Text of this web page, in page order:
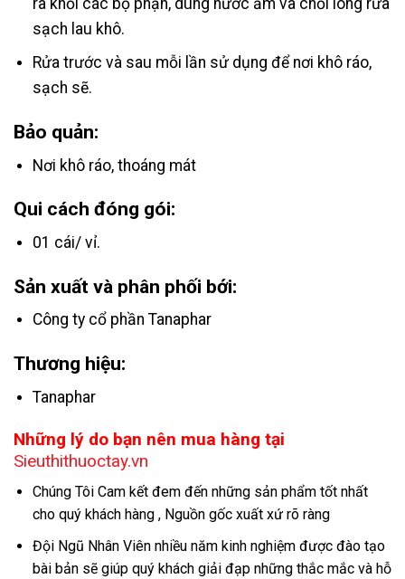
sạch lau khô.
Rửa trước và sau mỗi lần sử dụng để nơi khô ráo,
sạch sẽ.
Bảo quản:
Nơi khô ráo, thoáng mát
Qui cách đóng gói:
01 cái/ vỉ.
Sản xuất và phân phối bới:
Công ty cổ phần Tanaphar
Thương hiệu:
Tanaphar
Những lý do bạn nên mua hàng tại
Sieuthithuoctay.vn
Chúng Tôi Cam kết đem đến những sản phẩm tốt nhất
cho quý khách hàng , Nguồn gốc xuất xứ rõ ràng
Đội Ngũ Nhân Viên nhiều năm kinh nghiệm được đào tạo
bài bản sẽ giúp quý khách giải đạp những thắc mắc và hỗ